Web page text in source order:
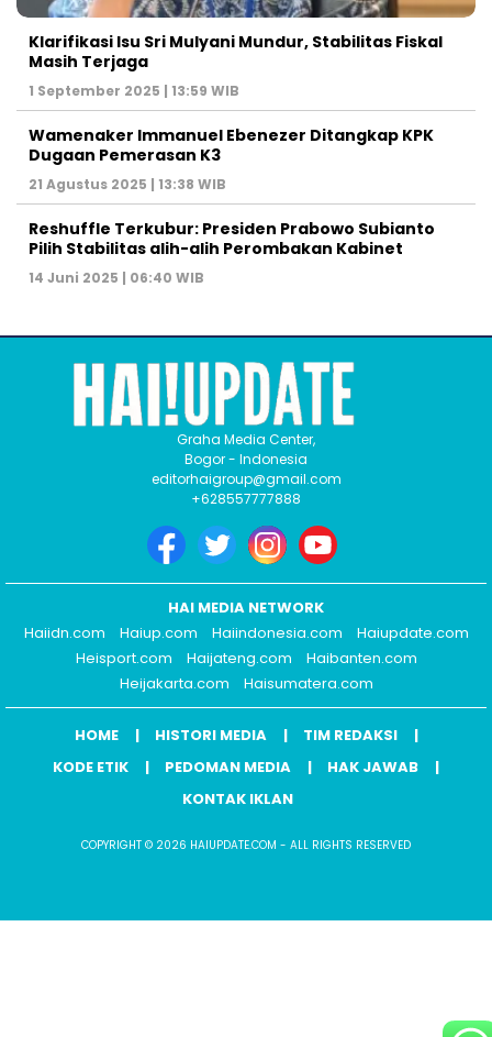
Klarifikasi Isu Sri Mulyani Mundur, Stabilitas Fiskal
Masih Terjaga
1 September 2025 | 13:59 WIB
Wamenaker Immanuel Ebenezer Ditangkap KPK
Dugaan Pemerasan K3
21 Agustus 2025 | 13:38 WIB
Reshuffle Terkubur: Presiden Prabowo Subianto
Pilih Stabilitas alih-alih Perombakan Kabinet
14 Juni 2025 | 06:40 WIB
Graha Media Center,
Bogor - Indonesia
editorhaigroup@gmail.com
+628557777888
HAI MEDIA NETWORK
Haiidn.com
Haiup.com Haiindonesia.com
Haiupdate.com
Heisport.com
Haijateng.com
Haibanten.com
Heijakarta.com
Haisumatera.com
HOME HISTORI MEDIA
TIM REDAKSI
KODE ETIK
PEDOMAN MEDIA
HAK JAWAB
KONTAK IKLAN
COPYRIGHT © 2026 HAIUPDATE.COM - ALL RIGHTS RESERVED